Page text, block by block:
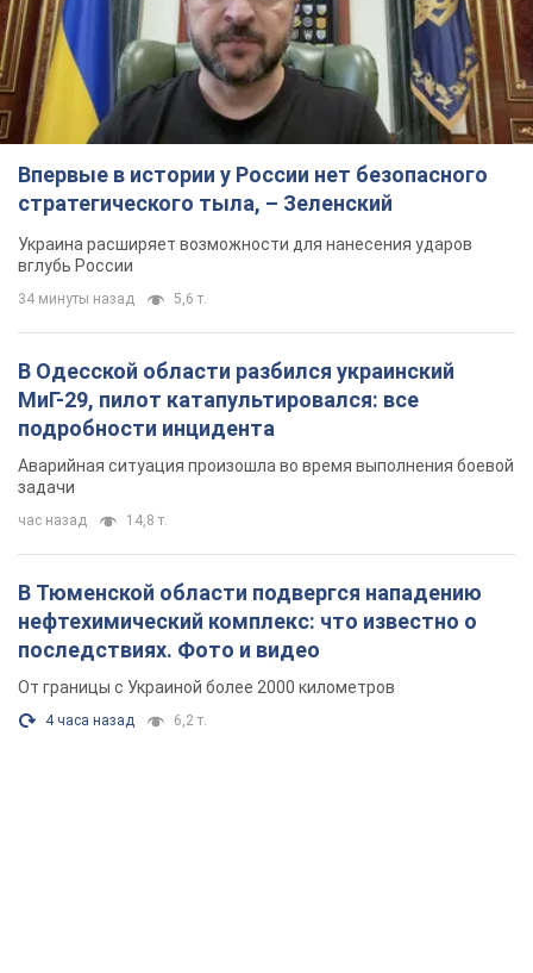
Впервые в истории у России нет безопасного
стратегического тыла, – Зеленский
Украина расширяет возможности для нанесения ударов
вглубь России
34 минуты назад 5,6 т.
В Одесской области разбился украинский
МиГ-29, пилот катапультировался: все
подробности инцидента
Аварийная ситуация произошла во время выполнения боевой
задачи
час назад 14,8 т.
В Тюменской области подвергся нападению
нефтехимический комплекс: что известно о
последствиях. Фото и видео
От границы с Украиной более 2000 километров
4 часа назад 6,2 т.